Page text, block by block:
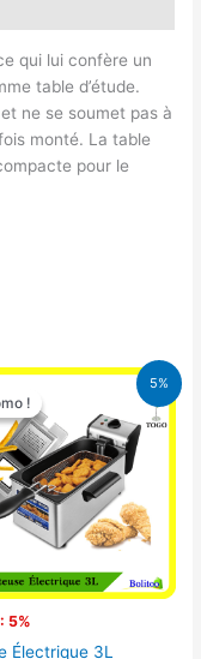
qui lui confère un
table d’étude.
ne se soumet pas à
monté. La table
pour le
5%
!
5%
!
Électrique 3L
Le
initial
était :
39.000 CFA.
Le
prix
actuel
est :
37.000 CFA.